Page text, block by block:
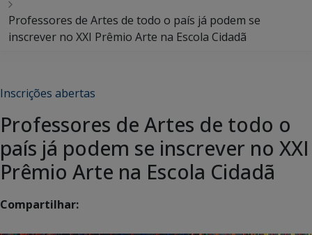
Professores de Artes de todo o país já podem se
inscrever no XXI Prêmio Arte na Escola Cidadã
Inscrições abertas
Professores de Artes de todo o
país já podem se inscrever no XXI
Prêmio Arte na Escola Cidadã
Compartilhar: